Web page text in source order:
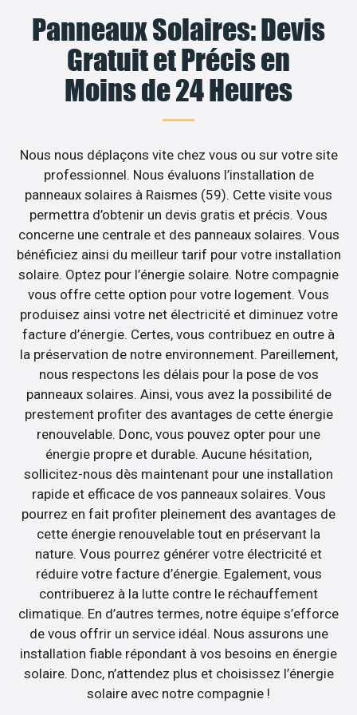
Panneaux Solaires: Devis
Gratuit et Précis en
Moins de 24 Heures
Nous nous déplaçons vite chez vous ou sur votre site
professionnel. Nous évaluons l’installation de
panneaux solaires à Raismes (59). Cette visite vous
permettra d’obtenir un devis gratis et précis. Vous
concerne une centrale et des panneaux solaires. Vous
bénéficiez ainsi du meilleur tarif pour votre installation
solaire. Optez pour l’énergie solaire. Notre compagnie
vous offre cette option pour votre logement. Vous
produisez ainsi votre net électricité et diminuez votre
facture d’énergie. Certes, vous contribuez en outre à
la préservation de notre environnement. Pareillement,
nous respectons les délais pour la pose de vos
panneaux solaires. Ainsi, vous avez la possibilité de
prestement profiter des avantages de cette énergie
renouvelable. Donc, vous pouvez opter pour une
énergie propre et durable. Aucune hésitation,
sollicitez-nous dès maintenant pour une installation
rapide et efficace de vos panneaux solaires. Vous
pourrez en fait profiter pleinement des avantages de
cette énergie renouvelable tout en préservant la
nature. Vous pourrez générer votre électricité et
réduire votre facture d’énergie. Egalement, vous
contribuerez à la lutte contre le réchauffement
climatique. En d’autres termes, notre équipe s’efforce
de vous offrir un service idéal. Nous assurons une
installation fiable répondant à vos besoins en énergie
solaire. Donc, n’attendez plus et choisissez l’énergie
solaire avec notre compagnie !